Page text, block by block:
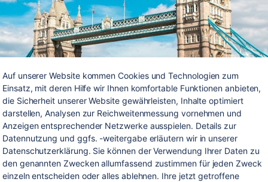
Auf unserer Website kommen Cookies und Technologien zum
Einsatz, mit deren Hilfe wir Ihnen komfortable Funktionen anbieten,
die Sicherheit unserer Website gewährleisten, Inhalte optimiert
darstellen, Analysen zur Reichweitenmessung vornehmen und
Anzeigen entsprechender Netzwerke ausspielen. Details zur
Datennutzung und ggfs. -weitergabe erläutern wir in unserer
Datenschutzerklärung. Sie können der Verwendung Ihrer Daten zu
den genannten Zwecken allumfassend zustimmen für jeden Zweck
einzeln entscheiden oder alles ablehnen. Ihre jetzt getroffene